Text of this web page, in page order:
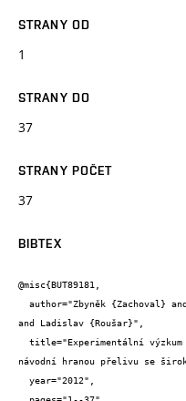
STRANY OD
1
STRANY DO
37
STRANY POČET
37
BIBTEX
@misc{BUT89181,
and Ladislav {Roušar}",
návodní hranou přelivu se